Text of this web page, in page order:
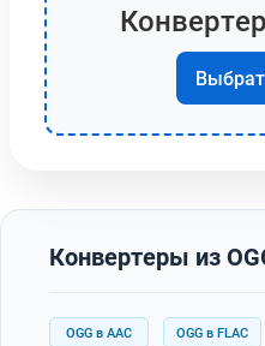
Конвертеры из
OGG в AAC OGG в FLAC